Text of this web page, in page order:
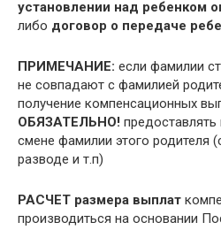
установлении над ребенком
либо договор о передаче
ПРИМЕЧАНИЕ: если фамилии
не совпадают с фамилией
получение компенсационных
ОБЯЗАТЕЛЬНО!
смене фамилии этого родителя
разводе и т.п)
РАСЧЕТ размера выплат
производиться на основании